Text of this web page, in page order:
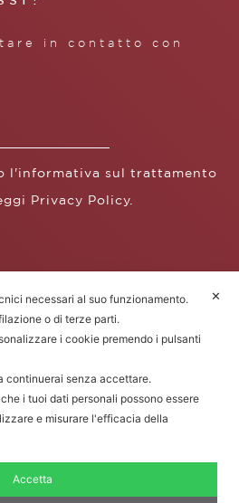
in contatto con
l'informativa sul trattamento
Privacy Policy
finanziato dal POS FESR
Fratelli Borgioli Srl – Via
✕
necessari al suo funzionamento.
o di terze parti.
i cookie premendo i pulsanti
continuerai senza accettare.
i tuoi dati personali possono essere
e misurare l'efficacia della
Accetta